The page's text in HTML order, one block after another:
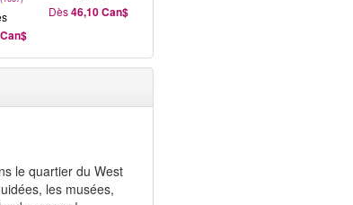
Dès46,10 Can$
le quartier du West
les musées,